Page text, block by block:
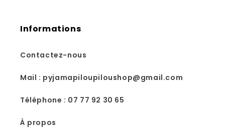
Informations
Contactez-nous
Mail : pyjamapiloupiloushop@gmail.com
Téléphone : 07 77 92 30 65
À propos